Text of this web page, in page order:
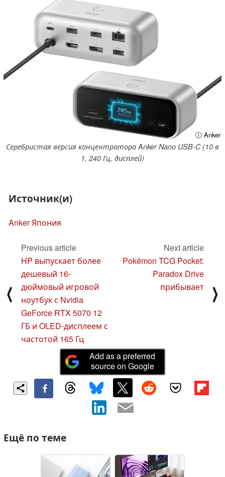
ⓘ Anker
Серебристая версия концентратора Anker Nano USB-C (10 в
1, 240 Гц, дисплей)
Источник(и)
Anker Япония
⟨
Previous article
HP выпускает более
дешевый 16-
дюймовый игровой
ноутбук с Nvidia
GeForce RTX 5070 12
ГБ и OLED-дисплеем с
частотой 165 Гц
Next article
Pokémon TCG Pocket:
Paradox Drive
прибывает
⟩
Add as a preferred
source on Google
Ещё по теме